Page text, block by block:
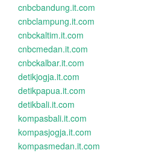
cnbcbandung.it.com
cnbclampung.it.com
cnbckaltim.it.com
cnbcmedan.it.com
cnbckalbar.it.com
detikjogja.it.com
detikpapua.it.com
detikbali.it.com
kompasbali.it.com
kompasjogja.it.com
kompasmedan.it.com